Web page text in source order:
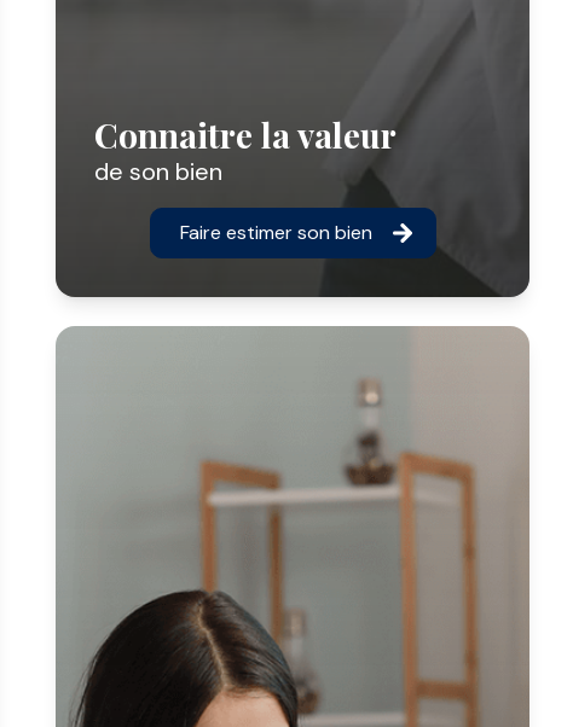
Connaitre la valeur
de son bien
Faire estimer son bien